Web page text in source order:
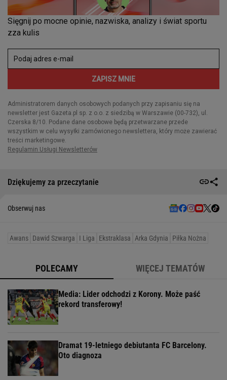
Dziękujemy za przeczytanie
Obserwuj nas
Awans Dawid Szwarga I Liga Ekstraklasa Arka Gdynia Piłka Nożna
POLECAMY WIĘCEJ TEMATÓW
Media: Lider odchodzi z Korony. Może paść
rekord transferowy!
Dramat 19-letniego debiutanta FC Barcelony.
Oto diagnoza